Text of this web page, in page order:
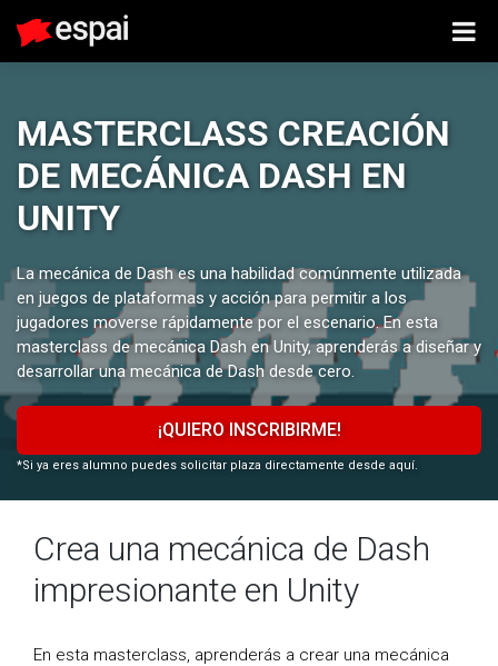
MASTERCLASS CREACIÓN
DE MECÁNICA DASH EN
UNITY
La mecánica de Dash es una habilidad comúnmente utilizada
en juegos de plataformas y acción para permitir a los
jugadores moverse rápidamente por el escenario. En esta
masterclass de mecánica Dash en Unity, aprenderás a diseñar y
desarrollar una mecánica de Dash desde cero.
¡QUIERO INSCRIBIRME!
*Si ya eres alumno puedes solicitar plaza directamente desde aquí.
Crea una mecánica de Dash
impresionante en Unity
En esta masterclass, aprenderás a crear una mecánica